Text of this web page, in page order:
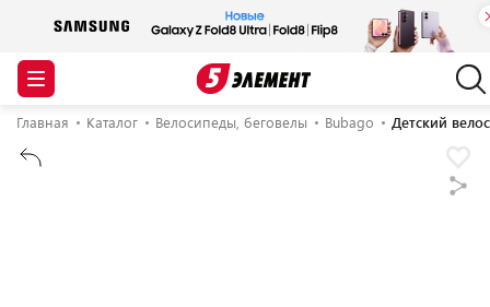
Главная Каталог Велосипеды, беговелы Bubago Детский